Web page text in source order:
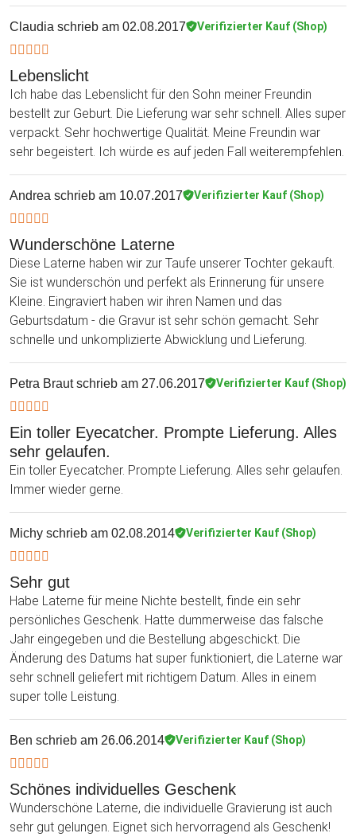
Claudia schrieb am 02.08.2017 Verifizierter Kauf (Shop)
Lebenslicht
Ich habe das Lebenslicht für den Sohn meiner Freundin
bestellt zur Geburt. Die Lieferung war sehr schnell. Alles super
verpackt. Sehr hochwertige Qualität. Meine Freundin war
sehr begeistert. Ich würde es auf jeden Fall weiterempfehlen.
Andrea schrieb am 10.07.2017 Verifizierter Kauf (Shop)
Wunderschöne Laterne
Diese Laterne haben wir zur Taufe unserer Tochter gekauft.
Sie ist wunderschön und perfekt als Erinnerung für unsere
Kleine. Eingraviert haben wir ihren Namen und das
Geburtsdatum - die Gravur ist sehr schön gemacht. Sehr
schnelle und unkomplizierte Abwicklung und Lieferung.
Petra Brautschrieb am 27.06.2017 Verifizierter Kauf (Shop)
Ein toller Eyecatcher. Prompte Lieferung. Alles
sehr gelaufen.
Ein toller Eyecatcher. Prompte Lieferung. Alles sehr gelaufen.
Immer wieder gerne.
Michy schrieb am 02.08.2014 Verifizierter Kauf (Shop)
Sehr gut
Habe Laterne für meine Nichte bestellt, finde ein sehr
persönliches Geschenk. Hatte dummerweise das falsche
Jahr eingegeben und die Bestellung abgeschickt. Die
Änderung des Datums hat super funktioniert, die Laterne war
sehr schnell geliefert mit richtigem Datum. Alles in einem
super tolle Leistung.
Ben schrieb am 26.06.2014 Verifizierter Kauf (Shop)
Schönes individuelles Geschenk
Wunderschöne Laterne, die individuelle Gravierung ist auch
sehr gut gelungen. Eignet sich hervorragend als Geschenk!